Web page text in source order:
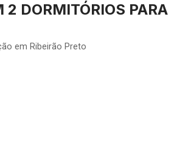
DORMITÓRIOS PARA
em Ribeirão Preto